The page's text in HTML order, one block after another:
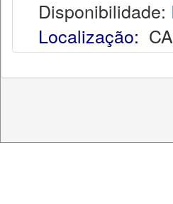
Disponibilidade:
Localização: